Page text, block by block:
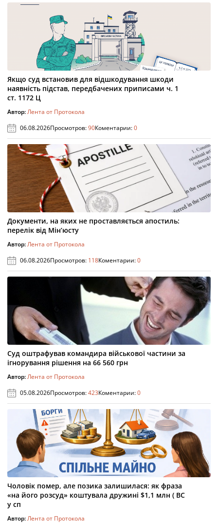
Якщо суд встановив для відшкодування шкоди
наявність підстав, передбачених приписами ч. 1
ст. 1172 Ц
Автор:Лента от Протокола
06.08.2026Просмотров:90Коментарии:0
Документи, на яких не проставляється апостиль:
перелік від Мін’юсту
Автор:Лента от Протокола
06.08.2026Просмотров: 118Коментарии:0
Суд оштрафував командира військової частини за
ігнорування рішення на 66 560 грн
Автор:Лента от Протокола
05.08.2026Просмотров:423Коментарии:0
Чоловік помер, але позика залишилася: як фраза
«на його розсуд» коштувала дружині $1,1 млн ( ВС
у сп
Автор:Лента от Протокола